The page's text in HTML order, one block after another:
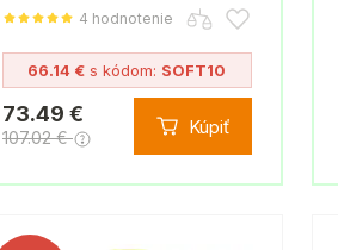
4 hodnotenie
66.14 € s kódom: SOFT10
73.49 €
107.02 € Kúpiť